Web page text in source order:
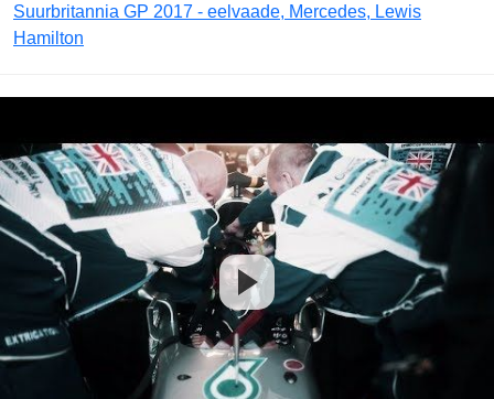
Suurbritannia GP 2017 - eelvaade, Mercedes, Lewis
Hamilton